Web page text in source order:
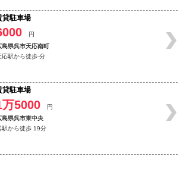
貸駐車場
円
島県呉市天応南町
応駅から徒歩-分
貸駐車場
万5000
円
島県呉市東中央
駅から徒歩 19分